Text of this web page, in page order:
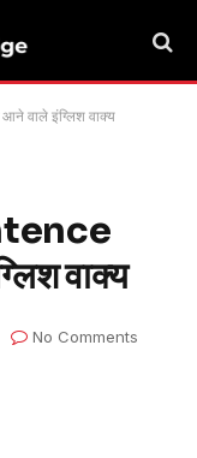
वाले इंग्लिश वाक्य
वाक्य
No Comments